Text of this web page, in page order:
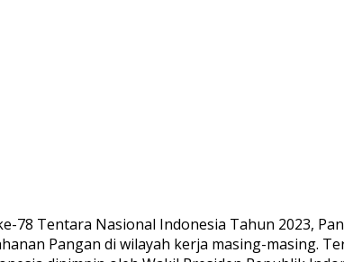
78 Tentara Nasional Indonesia Tahun 2023,
Pangan di wilayah kerja masing-masing.